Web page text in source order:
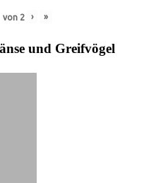
von 2 › »
und Greifvögel